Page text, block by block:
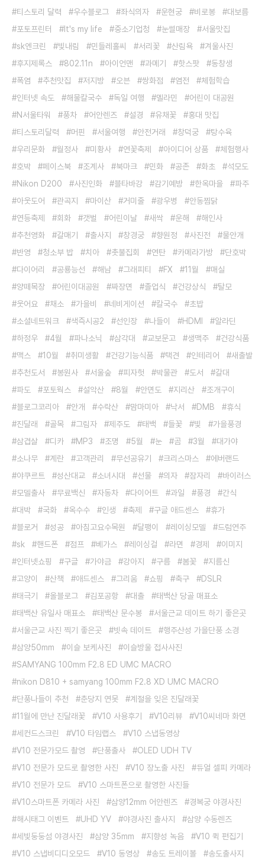
티스토리 달력
우수블로그 좌식의자 운현궁 비로봉
대보름
포토프린터
It's my life 중소기업청 눈썰매장
서울맛집
sk엔크린
빛내림 민들레홀씨 서리꽃 산림욕
겨울사진
후지제록스
802.11n 아이언맨 과메기 핫스팟
동창생
폭염
추천맛집 저지방 오븐 쌍화점 염전
체험학습
인터넷 속도
해물칼국수 독일 여행 멜라민
어린이 대공원
N서울타워
풍차 어안렌즈 설경 유채꽃
홍대 맛집
티스토리달력
머핀 서울여행 안전거래 창덕궁
탕수육
우리문화
월정사 미황사 연꽃축제 아이디어 상품
체험행사
호박
페이스북 조계사 북마크 민화 공존 화초
석모도
Nikon D200
사진인화 블타바강 감기예방 한옥마을
파주
아웃도어
관곡지 마이산 거미줄 광우병
안동찜닭
연등축제
회화 갯벌 어린이날 새싹 운해
해인사
추천영화
갈매기 출사지 창경궁 향원정 사진전
물안개
반영
청소부 밥 치아 촛불집회 연탄 카메라가방
단호박
다이어리
공룡능선 해남 그래피티 FX 11월
매실
양떼목장
어린이대공원 짜장면 졸업식 건강상식
탈모
웃어요
채소 가을비 네비게이션 칼국수
초밥
소셜네트워크
색즉시공2 선인장 나들이 HDMI
알라딘
하정우
4월 파나소닉 삼각대 교보문고 생맥주
건강식품
맥스
10월 취미생활 건강기능식품 택견 인테리어
새출발
추천도서
봉원사 서울숲 피자헛 박물관 도서
갈대
파도
포토웍스 설악산 8월 안면도 지리산
조개구이
블로그코리아
안개 수락산 맘마미아 낙서 DMB
휴식
진달래
골목 그림자 제주도 태백 들꽃 빛
가을풍경
삼겹살
디카 MP3 조명 5월 눈 곰 3월
대가야
소나무
계란 고객관리 무선공유기 크리스마스
에버랜드
야쿠르트
성산대교 소녀시대 선물 의자 잠자리
바이러스
모델출사
무료백신 자동차 다이어트 과일 풍경
간식
대박
국화 옥수수 인생 축제 구글 애드센스
휴가
블로거
성공 아침고요수목원 달팽이 레이싱모델
드럼연주
sk
핸드폰 점프 베가스 레이싱걸 라면 경제
이미지
인터넷쇼핑
구글 가야금 강아지 구름 봄꽃
지름신
고양이
산책 애드센스 그리움 쇼핑 축구
DSLR
태극기
올블로그 김포공항 대출
태백산 당골 매표소
태백산 유일사 매표소
태백산 문수봉
서울근교 데이트 하기 좋은곳
서울근교 사진 찍기 좋은곳
빗속 데이트
행주산성 가을단풍 소경
삼양50mm
이슬 보케사진
이슬방울 접사사진
SAMYANG 100mm F2.8 ED UMC MACRO
nikon D810 + samyang 100mm F2.8 XD UMC MACRO
단풍나들이 추천
춘당지 연못
계절을 잊은 진달래꽃
11월에 만난 진달래꽃
V10 사용후기 V10리뷰
V10씨네마 화면
세컨드스크린
V10 타임랩스
V10 스냅동영상
V10 전문가모드 촬영
단풍출사
OLED UDH TV
V10 전문가 모드로 촬영한 사진
V10 장노출 사진
듀얼 셀피 카메라
V10 전문가 모드
V10 스마트폰으로 촬영한 사진들
V10스마트폰 카메라 사진
삼양12mm 어안렌즈
경복궁 야경사진
해시태그 이벤트
UHD YV 야경사진 출사지
삼양 수동렌즈
세빛둥둥섬 야경사진
삼양 35mm 지향성 녹음
V10 퀵 편집기
V10 스냅비디디오모드
V10 동영상 송도 트레이볼 송도출사지